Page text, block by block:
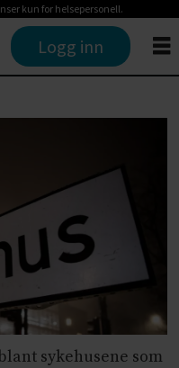
kun for helsepersonell.
Logg inn
sykehusene som